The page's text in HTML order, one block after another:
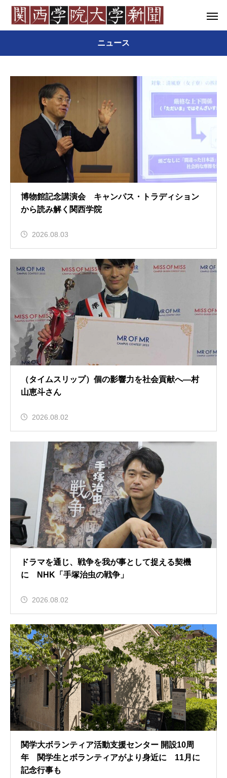
ニュース
博物館記念講演会 キャンパス・トラディション
から読み解く関西学院
2026.08.03
（タイムスリップ）個の影響力を社会貢献へ―村
山恵斗さん
2026.08.02
ドラマを通じ、戦争を我が事として捉える契機
に NHK「手塚治虫の戦争」
2026.08.02
関学大ボランティア活動支援センター 開設10周
年 関学生とボランティアがより身近に 11月に
記念行事も